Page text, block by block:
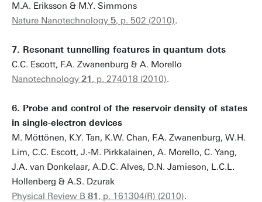
M.A. Eriksson & M.Y. Simmons
Nature Nanotechnology 5, p. 502 (2010).
7. Resonant tunnelling features in quantum dots
C.C. Escott, F.A. Zwanenburg & A. Morello
Nanotechnology 21, p. 274018 (2010).
6. Probe and control of the reservoir density of states
in single-electron devices
M. Möttönen, K.Y. Tan, K.W. Chan, F.A. Zwanenburg, W.H.
Lim, C.C. Escott, J.-M. Pirkkalainen, A. Morello, C. Yang,
J.A. van Donkelaar, A.D.C. Alves, D.N. Jamieson, L.C.L.
Hollenberg & A.S. Dzurak
Physical Review B 81, p. 161304(R) (2010).